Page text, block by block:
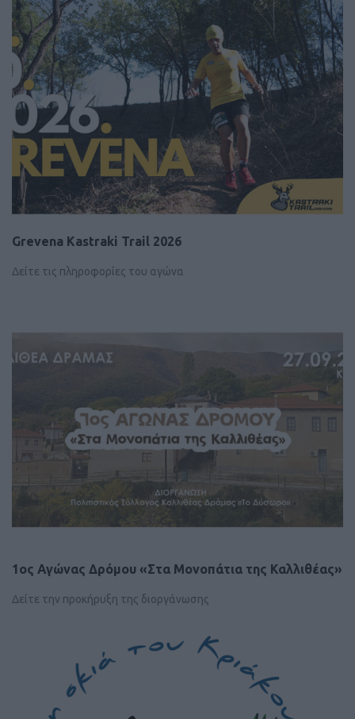
Grevena Kastraki Trail 2026
Δείτε τις πληροφορίες του αγώνα
1ος Αγώνας Δρόμου «Στα Μονοπάτια της Καλλιθέας»
Δείτε την προκήρυξη της διοργάνωσης